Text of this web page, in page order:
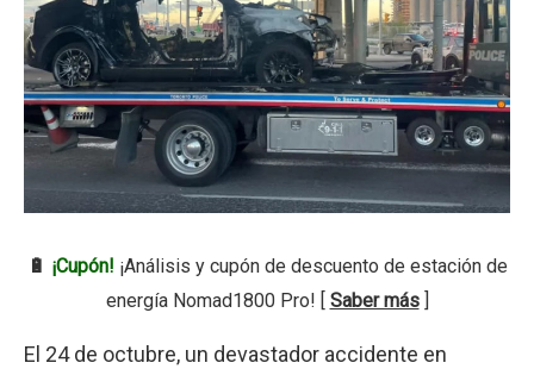
🔋 ¡Cupón! ¡Análisis y cupón de descuento de estación de
energía Nomad1800 Pro! [ Saber más]
El 24 de octubre, un devastador accidente en